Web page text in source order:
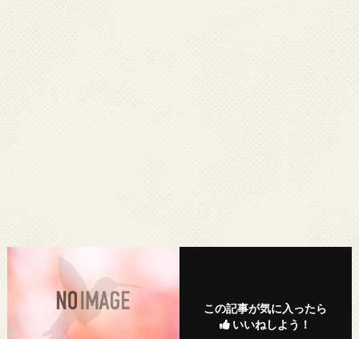
この記事が気に入ったら
いいねしよう！